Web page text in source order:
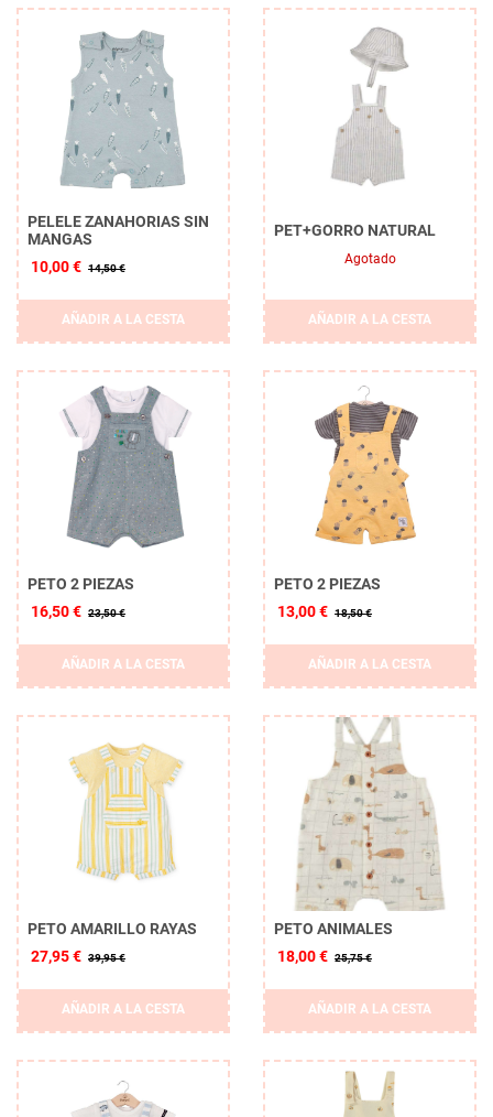
PELELE ZANAHORIAS SIN
MANGAS
10,00 € 14,50 €
AÑADIR A LA CESTA
PET+GORRO NATURAL
Agotado
AÑADIR A LA CESTA
PETO 2 PIEZAS
16,50 € 23,50 €
AÑADIR A LA CESTA
PETO 2 PIEZAS
13,00 € 18,50 €
AÑADIR A LA CESTA
PETO AMARILLO RAYAS
27,95 € 39,95 €
AÑADIR A LA CESTA
PETO ANIMALES
18,00 € 25,75 €
AÑADIR A LA CESTA